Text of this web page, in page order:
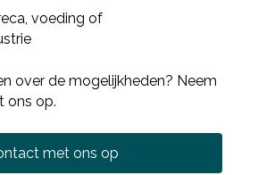
voeding of
over de mogelijkheden? Neem
ons op.
met ons op